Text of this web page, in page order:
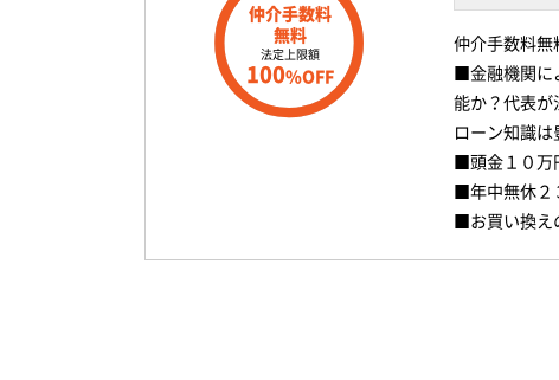
仲介手数料
無料
法定上限額
100%OFF
仲介手数料無
■金融機関に
能か？代表
ローン知識は
■頭金１０万
■年中無休２
■お買い換え